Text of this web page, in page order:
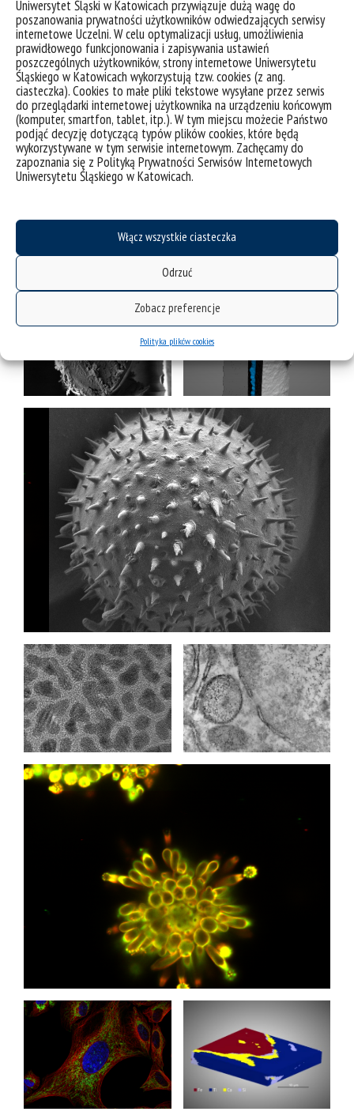
Uniwersytet Śląski w Katowicach przywiązuje dużą wagę do
poszanowania prywatności użytkowników odwiedzających serwisy
internetowe Uczelni. W celu optymalizacji usług, umożliwienia
prawidłowego funkcjonowania i zapisywania ustawień
poszczególnych użytkowników, strony internetowe Uniwersytetu
Śląskiego w Katowicach wykorzystują tzw. cookies (z ang.
ciasteczka). Cookies to małe pliki tekstowe wysyłane przez serwis
do przeglądarki internetowej użytkownika na urządzeniu końcowym
(komputer, smartfon, tablet, itp.). W tym miejscu możecie Państwo
podjąć decyzję dotyczącą typów plików cookies, które będą
wykorzystywane w tym serwisie internetowym. Zachęcamy do
zapoznania się z Polityką Prywatności Serwisów Internetowych
Uniwersytetu Śląskiego w Katowicach.
Włącz wszystkie ciasteczka
Odrzuć
Zobacz preferencje
Polityka plików cookies